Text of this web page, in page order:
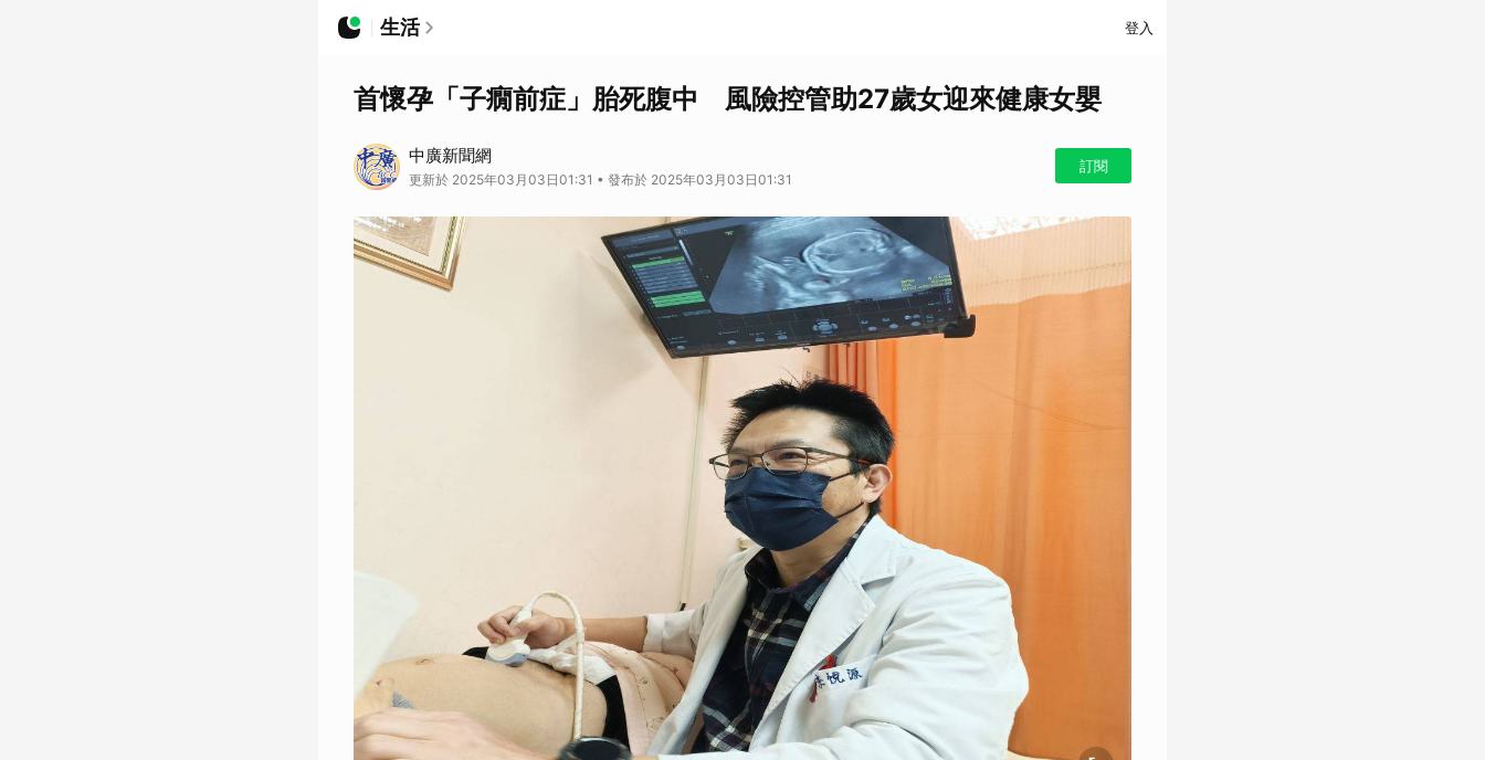
生活 登入
首懷孕「子癇前症」胎死腹中 風險控管助27歲女迎來健康女嬰
中廣新聞網
更新於 2025年03月03日01:31 • 發布於 2025年03月03日01:31
訂閱